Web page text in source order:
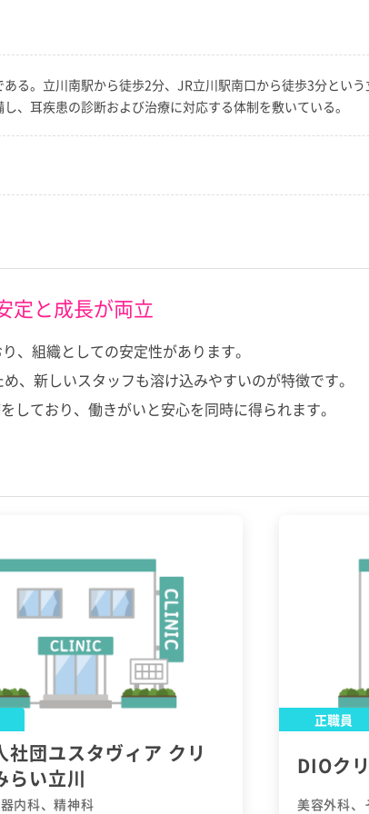
る。立川南駅から徒歩2分、JR立川駅南口から徒歩3分とい
、耳疾患の診断および治療に対応する体制を敷いている。
定と成長が両立
、組織としての安定性があります。
、新しいスタッフも溶け込みやすいのが特徴です。
ており、働きがいと安心を同時に得られます。
社団ユスタヴィア クリ
らい立川
内科、精神科
正職員
DIOク
美容外科、